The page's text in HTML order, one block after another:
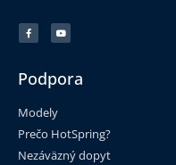
Podpora
Modely
Prečo HotSpring?
Nezáväzný dopyt